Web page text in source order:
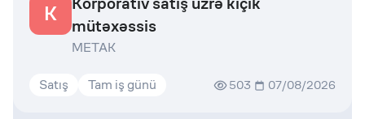
K
mütəxəssis
METAK
Satış Tam iş günü 503 07/08/2026